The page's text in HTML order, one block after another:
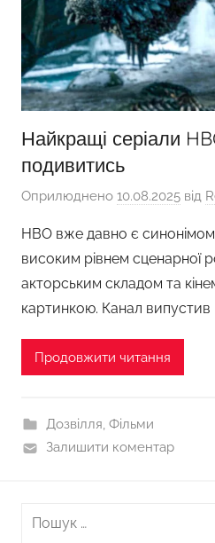
Найкращі серіали
подивитись
Оприлюднено 10.08.2025 від
HBO вже давно є синонімом
високим рівнем сценарної
акторським складом та
картинкою. Канал випустив
Продовжити читання
Дозвілля, Фільми
Залишити коментар
Пошук: